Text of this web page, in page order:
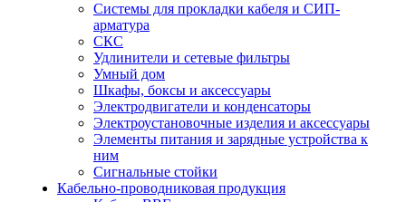
Системы для прокладки кабеля и СИП-
арматура
СКС
Удлинители и сетевые фильтры
Умный дом
Шкафы, боксы и аксессуары
Электродвигатели и конденсаторы
Электроустановочные изделия и аксессуары
Элементы питания и зарядные устройства к
ним
Сигнальные стойки
Кабельно-проводниковая продукция